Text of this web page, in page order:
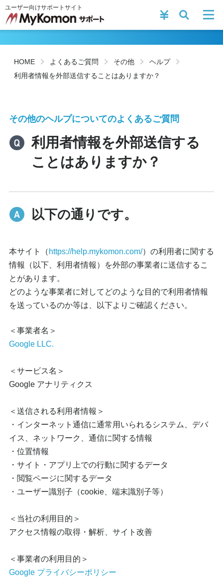
ユーザー向けサポートサイト
HOME よくあるご質問 その他
ヘルプ
利用者情報を外部送信することはありますか？
その他のヘルプについてのよくあるご質問
利用者情報を外部送信する
ことはありますか？
以下の通りです。
本サイト（ https://help.mykomon.com/）の利用者に関する
情報（以下、利用者情報）を外部の事業者に送信するこ
とがあります。
どのような事業者に対してどのような目的で利用者情報
を送っているのか等は、以下よりご確認ください。
＜事業者名＞
Google LLC.
＜サービス名＞
Google アナリティクス
＜送信される利用者情報＞
・インターネット通信に通常用いられるシステム、デバ
イス、ネットワーク、通信に関する情報
・位置情報
・サイト・アプリ上での行動に関するデータ
・閲覧ページに関するデータ
・ユーザー識別子（cookie、端末識別子等）
＜当社の利用目的＞
アクセス情報の取得・解析、サイト改善
＜事業者の利用目的＞
Google プライバシーポリシー